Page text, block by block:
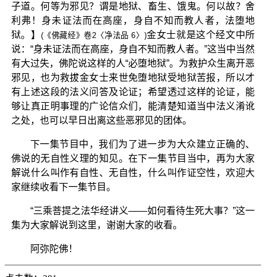
子道。何等为邪见？谓是地狱、畜生、饿鬼。何以故？舍
利弗！身未证法而在高座，身自不知而教人者，法堕地
狱。】 (《佛藏经》卷2〈净法品 6〉)金女士就是这个经文中所
说：“身未证法而在高座，身自不知而教人者。”这当中当然
有大过失，佛陀说这样的人“必堕地狱”。为救护众生离开恶
邪见，也为救拔金女士来世免堕地狱受地狱苦报，所以才
有上述这段的法义问答及论证；希望透过这样的论证，能
够让真正明事理的广论信众们，能清楚知道当中法义淆讹
之处，也可以早日出离这些恶邪见的团体。
下一集节目中，我们为了进一步为大众建立正确的、
佛说的无自性义理的知见。在下一集节目当中，再为大家
解说什么叫作有自性、无自性，什么叫作证空性，欢迎大
家继续收看下一集节目。
“三乘菩提之法华经讲义——如何看待生死大事？”这一
集为大家解说到这里，谢谢大家的收看。
阿弥陀佛！